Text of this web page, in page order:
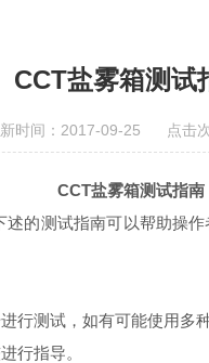
CCT盐雾箱测试
时间：2017-09-25 点击
CCT盐雾箱测试指南
测试指南可以帮助操作
测试，如有可能使用多
行指导。